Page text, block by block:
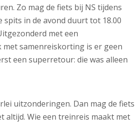
Zo mag de fiets bij NS tijdens
in de avond duurt tot 18.00
met een
samenreiskorting is er geen
een superretour: die was alleen
uitzonderingen. Dan mag de fiets
altijd. Wie een treinreis maakt met